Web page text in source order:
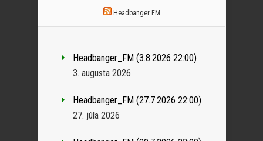
Headbanger FM
Headbanger_FM (3.8.2026 22:00)
3. augusta 2026
Headbanger_FM (27.7.2026 22:00)
27. júla 2026